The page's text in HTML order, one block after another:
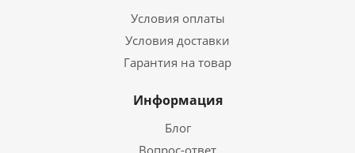
Условия оплаты
Условия доставки
Гарантия на товар
Информация
Блог
Вопрос-ответ